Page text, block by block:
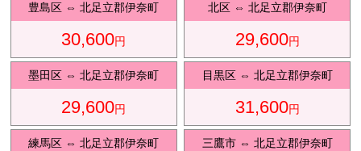
会社紹
豊島区 ⇔北足立郡伊奈町
30,600円
北区⇔ 北足立郡伊奈町
29,600円
墨田区 ⇔北足立郡伊奈町
29,600円
目黒区⇔ 北足立郡伊奈町
31,600円
練馬区 ⇔北足立郡伊奈町 三鷹市⇔ 北足立郡伊奈町